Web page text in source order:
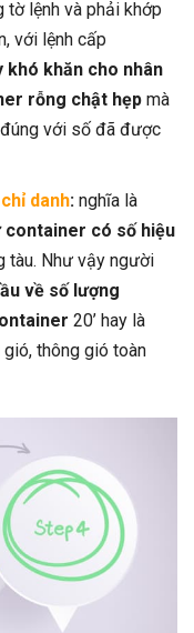
tờ lệnh và phải khớp
với lệnh cấp
khó khăn cho nhân
rỗng chật hẹpmà
với số đã được
danh:nghĩa là
container có số hiệu
tàu. Như vậy người
về số lượng
20’ hay là
gió, thông gió toàn